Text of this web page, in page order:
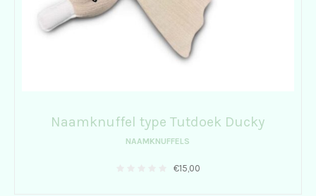
Naamknuffel type Tutdoek Ducky
NAAMKNUFFELS
€15,00